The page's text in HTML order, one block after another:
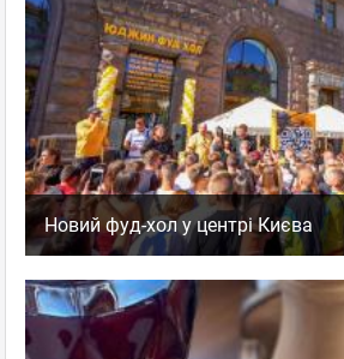
McDonald's ,Сеть закусочных
facebook twitter
Отец Федор
Гость
10.09.2010 13:12
Согласен. Я так думаю они
как-будто он и есть, но
Новий фуд-хол у центрі Києва